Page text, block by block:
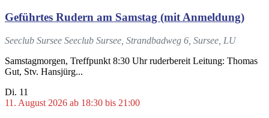
Geführtes Rudern am Samstag (mit Anmeldung)
Seeclub Sursee Seeclub Sursee, Strandbadweg 6, Sursee, LU
Samstagmorgen, Treffpunkt 8:30 Uhr ruderbereit Leitung: Thomas
Gut, Stv. Hansjürg...
Di. 11
11. August 2026 ab 18:30 bis 21:00